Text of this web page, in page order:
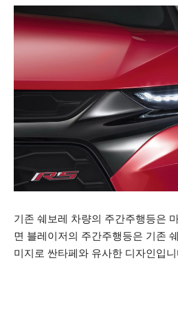
기존 쉐보레 차량의 주간주행등은
면 블레이저의 주간주행등은 기존
미지로 싼타페와 유사한 디자인입니